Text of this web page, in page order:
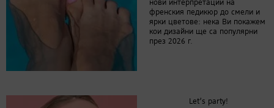
нови интерпретации на
френския педикюр до смели и
ярки цветове: нека Ви покажем
кои дизайни ще са популярни
през 2026 г.
Let’s party!